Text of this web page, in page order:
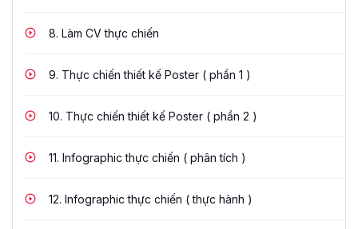
8. Làm CV thực chiến
9. Thực chiến thiết kế Poster ( phần 1 )
10. Thực chiến thiết kế Poster ( phần 2 )
11. Infographic thực chiến ( phân tích )
12. Infographic thực chiến ( thực hành )